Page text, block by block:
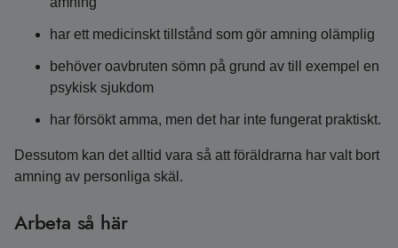
har ett medicinskt tillstånd som gör amning olämplig
behöver oavbruten sömn på grund av till exempel en
psykisk sjukdom
har försökt amma, men det har inte fungerat praktiskt.
Dessutom kan det alltid vara så att föräldrarna har valt bort
amning av personliga skäl.
Arbeta så här